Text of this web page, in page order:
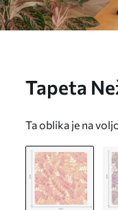
Tapeta
Ta oblika je na